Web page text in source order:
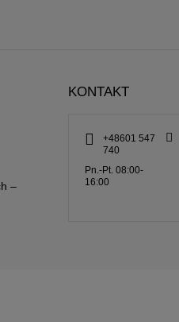
–
KONTAKT
+48601 547
740
Pn.-Pt. 08:00-
16:00